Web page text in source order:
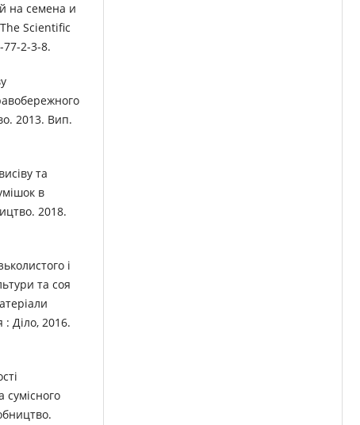
на семена и
Scientific
2-3-8.
2013. Вип.
та
в
2018.
і
та соя
Діло, 2016.
сумісного